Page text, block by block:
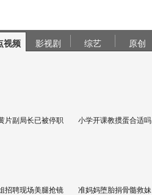
视频 影视剧 综艺 原创
片副局长已被停职 小学开课教掼蛋合适吗
招聘现场美腿抢镜 准妈妈堕胎捐骨髓救妹